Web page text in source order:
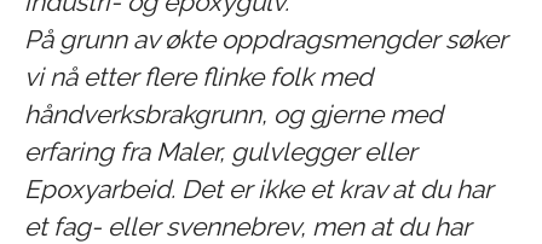
På grunn av økte oppdragsmengder søker
vi nå etter flere flinke folk med
håndverksbrakgrunn, og gjerne med
erfaring fra Maler, gulvlegger eller
Epoxyarbeid. Det er ikke et krav at du har
et fag- eller svennebrev, men at du har